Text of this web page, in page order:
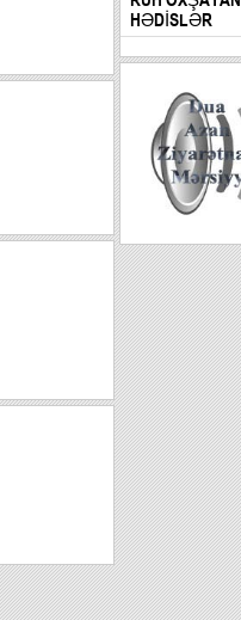
HƏDİSLƏR